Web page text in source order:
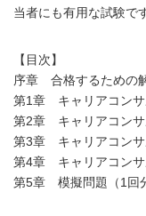
当者にも有用な試験で
【目次】
序章 合格するための
第1章 キャリアコンサ
第2章 キャリアコンサ
第3章 キャリアコンサ
第4章 キャリアコンサ
第5章 模擬問題（1回